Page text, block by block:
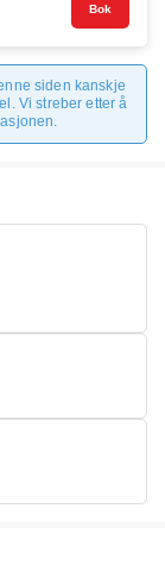
Bok
siden kanskje
Vi streber etter å